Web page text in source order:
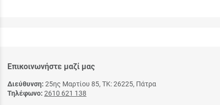
Επικοινωνήστε μαζί μας
Διεύθυνση: 25ης Μαρτίου 85, ΤΚ: 26225, Πάτρα
Τηλέφωνο: 2610 621 138